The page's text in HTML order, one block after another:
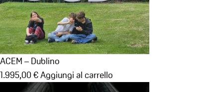
ACEM – Dublino
1.995,00 €Aggiungi al carrello